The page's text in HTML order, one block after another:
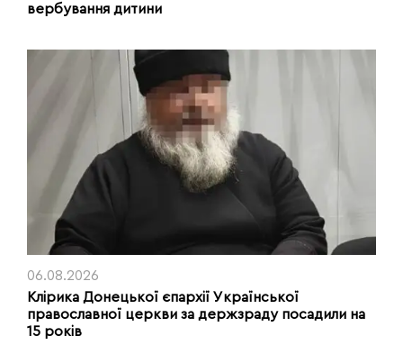
вербування дитини
06.08.2026
Клірика Донецької єпархії Української
православної церкви за держзраду посадили на
15 років